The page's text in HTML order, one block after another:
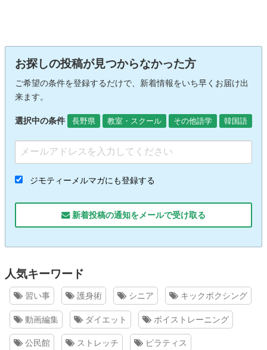
お探しの投稿が見つからなかった方
ご希望の条件を登録するだけで、新着情報をいち早くお届け出
来ます。
選択中の条件 長野県 教室・スクール その他語学 韓国語
ジモティーメルマガにも登録する
新着投稿の通知をメールで受け取る
人気キーワード
習い事 護身術 シニア キックボクシング
動画編集 ダイエット ボイストレーニング
公民館 ストレッチ ピラティス